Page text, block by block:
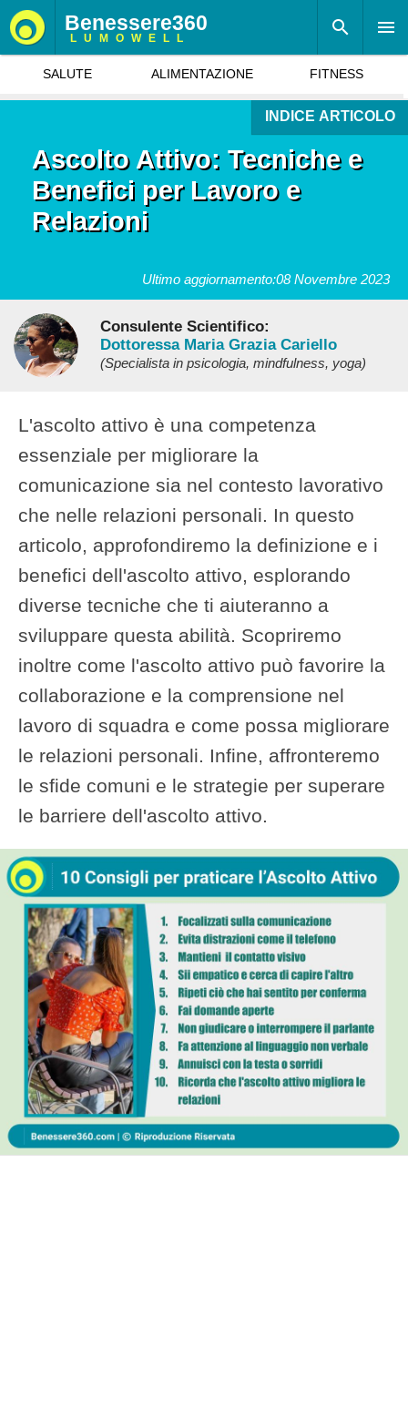
Ascolto Attivo: Tecniche e
Benefici per Lavoro e
Relazioni
Ultimo aggiornamento:08 Novembre 2023
Consulente Scientifico:
Dottoressa Maria Grazia Cariello
(Specialista in psicologia, mindfulness, yoga)
L'ascolto attivo è una competenza
essenziale per migliorare la
comunicazione sia nel contesto lavorativo
che nelle relazioni personali. In questo
articolo, approfondiremo la definizione e i
benefici dell'ascolto attivo, esplorando
diverse tecniche che ti aiuteranno a
sviluppare questa abilità. Scopriremo
inoltre come l'ascolto attivo può favorire la
collaborazione e la comprensione nel
lavoro di squadra e come possa migliorare
le relazioni personali. Infine, affronteremo
le sfide comuni e le strategie per superare
le barriere dell'ascolto attivo.
INDICE ARTICOLO
Benessere360
LUMOWELL
SALUTE ALIMENTAZIONE FITNESS